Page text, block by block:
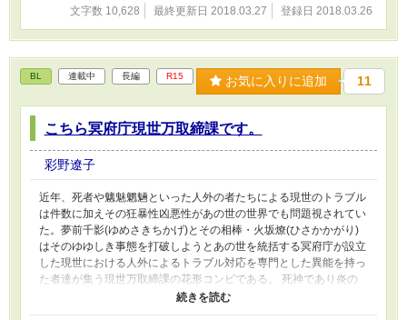
です。 ※2.「なろう」様にも投稿しています。 ※3.タイトル＆路線
文字数 10,628 最終更新日 2018.03.27 登録日 2018.03.26
BL 連載中 長編 R15 お気に入りに追加 11
こちら冥府庁現世万取締課です。
彩野遼子
近年、死者や魑魅魍魎といった人外の者たちによる現世のトラブル
は件数に加えその狂暴性凶悪性があの世の世界でも問題視されてい
た。夢前千影(ゆめさきちかげ)とその相棒・火坂燎(ひさかかがり)
はそのゆゆしき事態を打破しようとあの世を統括する冥府庁が設立
した現世における人外によるトラブル対応を専門とした異能を持っ
た者達が集う現世万取締課の花形コンビである。 死神であり炎の
異能を持つ燎と『悪食獏』である千影。 互いを特別な存在だと思
い合っている彼らは異能を使い、現世の様々なトラブルを解決して